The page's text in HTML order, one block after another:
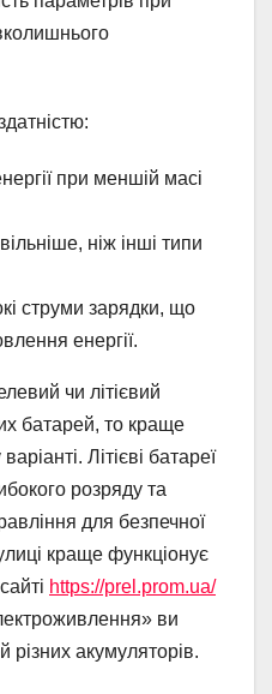
при меншій масі
ніж інші типи
струми зарядки, що
енергії.
чи літієвий
батарей, то краще
Літієві батареї
розряду та
для безпечної
краще функціонує
https://prel.prom.ua/
ви
різних акумуляторів.